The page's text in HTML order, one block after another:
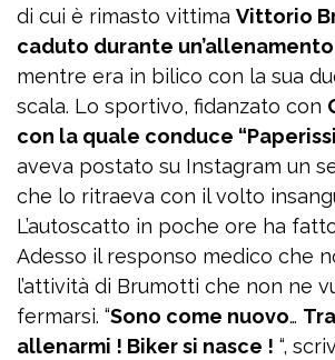
di cui è rimasto vittima Vittorio
caduto durante un’allenamento
mentre era in bilico con la sua
scala. Lo sportivo, fidanzato con
con la quale conduce
aveva postato su Instagram un
che lo ritraeva con il volto
L’autoscatto in poche ore ha
Adesso il responso medico che
l’attività di Brumotti che non ne
fermarsi. “Sono come nuovo…
allenarmi ! Biker si nasce ! “,